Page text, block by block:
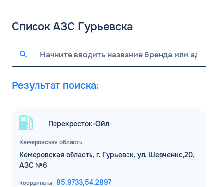
Список АЗС Гурьевска
Результат поиска:
Кемеровская область
Перекресток-Ойл
Кемеровская область, г. Гурьевск, ул. Шевченко,20,
АЗС №6
Координаты 85.9733,54.2897